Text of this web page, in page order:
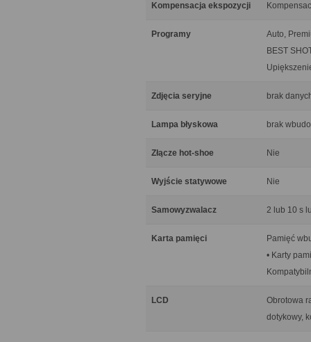
Kompensacja ekspozycji
Programy
Auto,
BEST
Zdjęcia seryjne brak
Lampa błyskowa brak
Złącze hot-shoe Nie
Wyjście statywowe Nie
Samowyzwalacz 2 lub 10 s
Karta pamięci
Pamięć
• Karty
LCD
Obrotowa
dotykowy,